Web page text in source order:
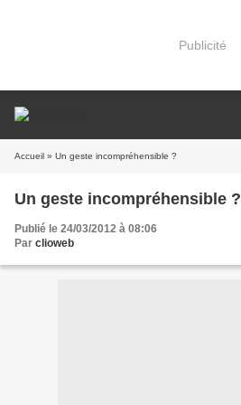
Publicité
Accueil » Un geste incompréhensible ?
Un geste incompréhensible ?
Publié le 24/03/2012 à 08:06
Par clioweb